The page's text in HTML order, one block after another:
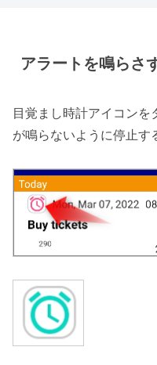
アラートを鳴らさ
目覚まし時計アイコン
が鳴らないように停止す